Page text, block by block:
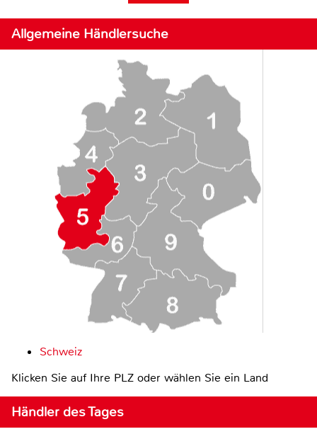
Allgemeine Händlersuche
Schweiz
Klicken Sie auf Ihre PLZ oder wählen Sie ein Land
Händler des Tages